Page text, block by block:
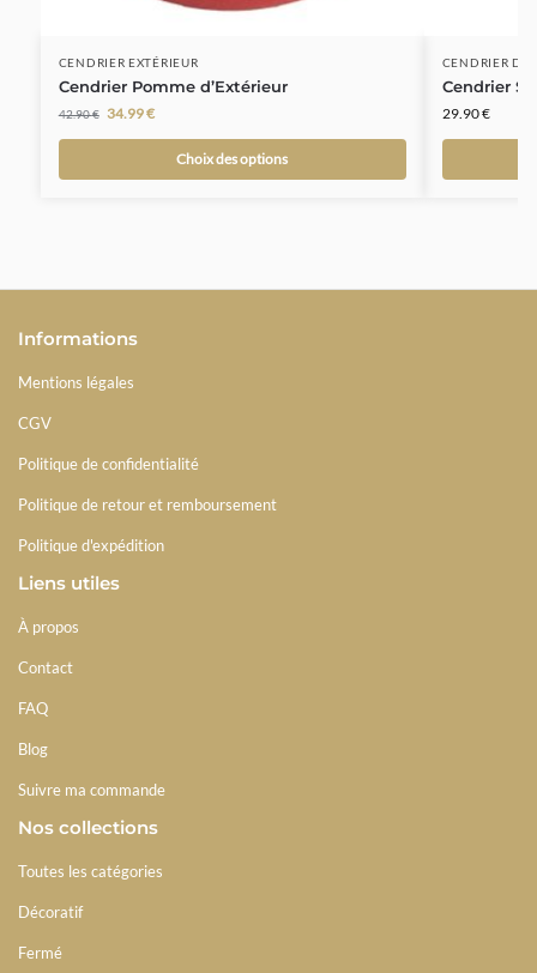
CENDRIER EXTÉRIEUR
Cendrier Pomme d’Extérieur
42.90€ 34.99€
Choix des options
CENDRIER
Cendrier
29.90€
Informations
Mentions légales
CGV
Politique de confidentialité
Politique de retour et remboursement
Politique d'expédition
Liens utiles
À propos
Contact
FAQ
Blog
Suivre ma commande
Nos collections
Toutes les catégories
Décoratif
Fermé